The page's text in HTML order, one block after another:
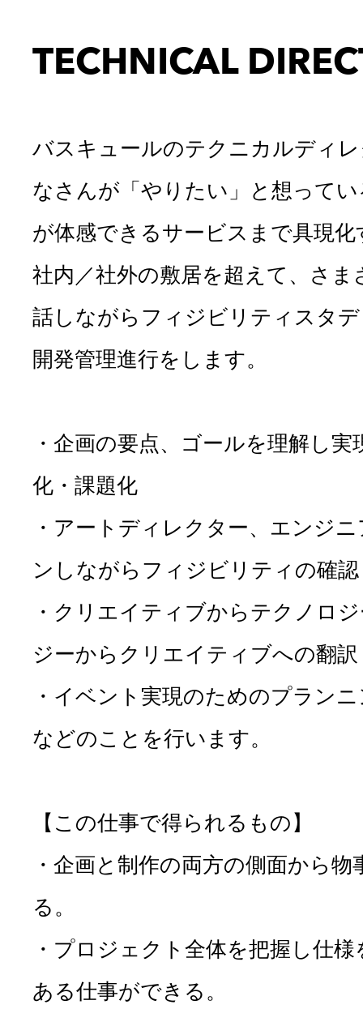
TECHNICAL
バスキュールのテクニカルディ
なさんが「やりたい」と想って
が体感できるサービスまで具現
社内／社外の敷居を超えて、さ
話しながらフィジビリティスタ
開発管理進行をします。
・企画の要点、ゴールを理解し
化・課題化
・アートディレクター、エンジ
ンしながらフィジビリティの確認
・クリエイティブからテクノロ
ジーからクリエイティブへの翻訳
・イベント実現のためのプラン
などのことを行います。
【この仕事で得られるもの】
・企画と制作の両方の側面から
る。
・プロジェクト全体を把握し仕
ある仕事ができる。